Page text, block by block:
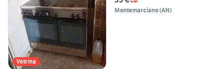
Vetrina
Montemarciano(AN)